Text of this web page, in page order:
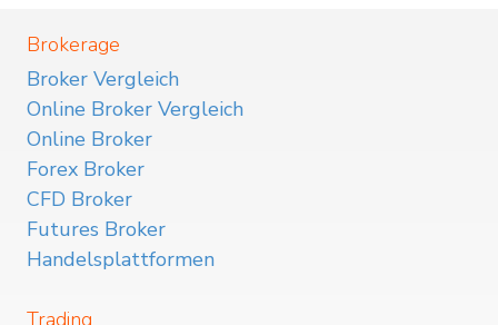
Brokerage
Broker Vergleich
Online Broker Vergleich
Online Broker
Forex Broker
CFD Broker
Futures Broker
Handelsplattformen
Trading